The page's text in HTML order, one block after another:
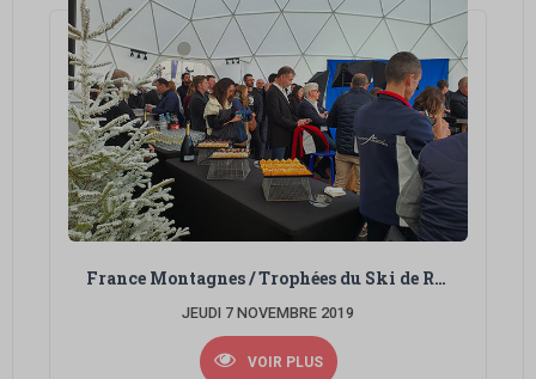
France Montagnes / Trophées du Ski de Randonnée
JEUDI 7 NOVEMBRE 2019
VOIR PLUS